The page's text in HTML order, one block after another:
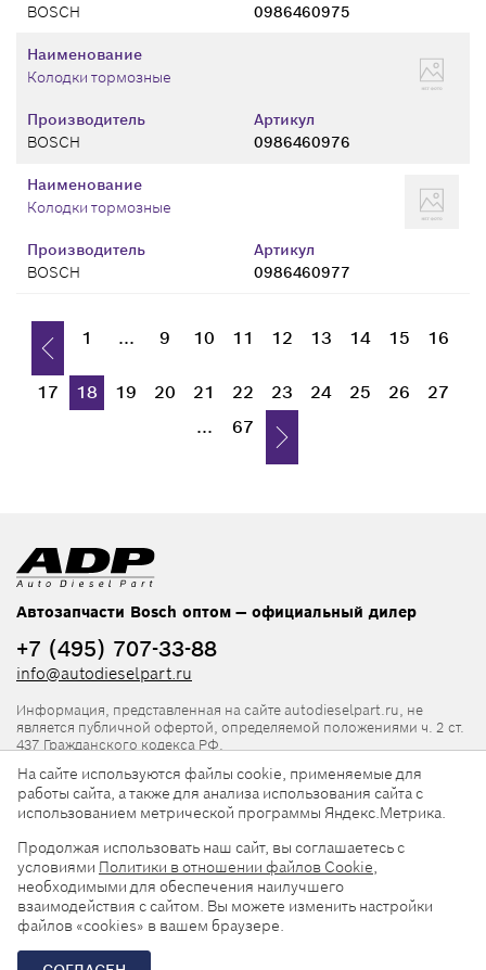
BOSCH
0986460975
Производитель
BOSCH
Артикул
0986460976
Наименование
Колодки тормозные
Производитель
BOSCH
Артикул
0986460977
Наименование
Колодки тормозные
1 ... 9 10 11 12 13 14 15 16
17 18 19 20 21 22 23 24 25 26
27
...
67
Автозапчасти Bosch оптом — официальный дилер
+7 (495) 707-33-88
info@autodieselpart.ru
Информация, представленная на сайте autodieselpart.ru, не
является публичной офертой, определяемой положениями ч. 2 ст.
437 Гражданского кодекса РФ.
Нормативная документация
ADP в социальных сетях
© 2026, ООО «АвтоДизельПарт». Все права защищены.
На сайте используются файлы cookie, применяемые для
работы сайта, а также для анализа использования сайта с
использованием метрической программы Яндекс.Метрика.
Продолжая использовать наш сайт, вы соглашаетесь с
условиями Политики в отношении файлов Cookie,
необходимыми для обеспечения наилучшего
взаимодействия с сайтом. Вы можете изменить настройки
файлов «cookies» в вашем браузере.